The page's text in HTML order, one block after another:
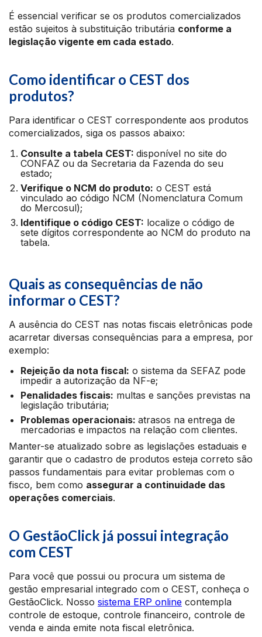
É essencial verificar se os produtos comercializados
estão sujeitos à substituição tributária conforme a
legislação vigente em cada estado.​
Como identificar o CEST dos
produtos?
Para identificar o CEST correspondente aos produtos
comercializados, siga os passos abaixo:
Consulte a tabela CEST: disponível no site do
CONFAZ ou da Secretaria da Fazenda do seu
estado;
Verifique o NCM do produto: o CEST está
vinculado ao código NCM (Nomenclatura Comum
do Mercosul);
Identifique o código CEST: localize o código de
sete dígitos correspondente ao NCM do produto na
tabela.
Quais as consequências de não
informar o CEST?
A ausência do CEST nas notas fiscais eletrônicas pode
acarretar diversas consequências para a empresa, por
exemplo:​
Rejeição da nota fiscal: o sistema da SEFAZ pode
impedir a autorização da NF-e;
Penalidades fiscais: multas e sanções previstas na
legislação tributária;
Problemas operacionais: atrasos na entrega de
mercadorias e impactos na relação com clientes.​
Manter-se atualizado sobre as legislações estaduais e
garantir que o cadastro de produtos esteja correto são
passos fundamentais para evitar problemas com o
fisco, bem como assegurar a continuidade das
operações comerciais.
O GestãoClick já possui integração
com CEST
Para você que possui ou procura um sistema de
gestão empresarial integrado com o CEST, conheça o
GestãoClick. Nosso sistema ERP online contempla
controle de estoque, controle financeiro, controle de
venda e ainda emite nota fiscal eletrônica.